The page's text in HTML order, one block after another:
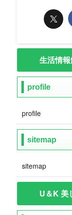
生活情
profile
profile
sitemap
sitemap
U＆K 美